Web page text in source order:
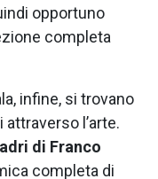
opportuno
completa
infine, si trovano
l’arte.
di Franco
completa di